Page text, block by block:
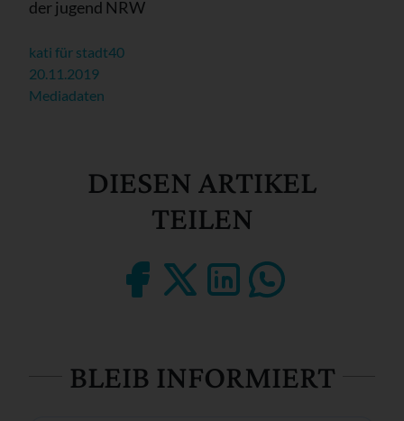
der jugend NRW
kati für stadt40
20.11.2019
Mediadaten
DIESEN ARTIKEL
TEILEN
BLEIB INFORMIERT